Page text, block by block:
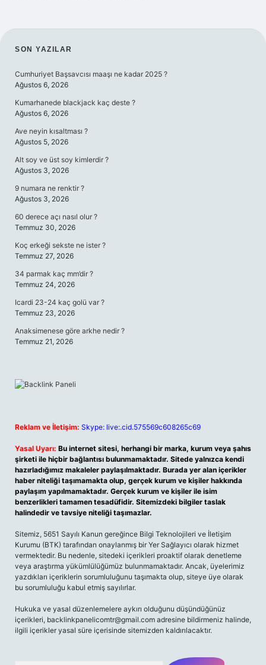
SIDEBAR
SON YAZILAR
Cumhuriyet Başsavcısı maaşı ne kadar 2025 ?
Ağustos 6, 2026
Kumarhanede blackjack kaç deste ?
Ağustos 6, 2026
Ave neyin kısaltması ?
Ağustos 5, 2026
Alt soy ve üst soy kimlerdir ?
Ağustos 3, 2026
9 numara ne renktir ?
Ağustos 3, 2026
60 derece açı nasıl olur ?
Temmuz 30, 2026
Koç erkeği sekste ne ister ?
Temmuz 27, 2026
34 parmak kaç mm’dir ?
Temmuz 24, 2026
Icardi 23-24 kaç golü var ?
Temmuz 23, 2026
Anaksimenese göre arkhe nedir ?
Temmuz 21, 2026
Reklam ve İletişim: Skype: live:.cid.575569c608265c69
Yasal Uyarı: Bu internet sitesi, herhangi bir marka, kurum veya şahıs
şirketi ile hiçbir bağlantısı bulunmamaktadır. Sitede yalnızca kendi
hazırladığımız makaleler paylaşılmaktadır. Burada yer alan içerikler
haber niteliği taşımamakta olup, gerçek kurum ve kişiler hakkında
paylaşım yapılmamaktadır. Gerçek kurum ve kişiler ile isim
benzerlikleri tamamen tesadüfidir. Sitemizdeki bilgiler taslak
halindedir ve tavsiye niteliği taşımazlar.
Sitemiz, 5651 Sayılı Kanun gereğince Bilgi Teknolojileri ve İletişim
Kurumu (BTK) tarafından onaylanmış bir Yer Sağlayıcı olarak hizmet
vermektedir. Bu nedenle, sitedeki içerikleri proaktif olarak denetleme
veya araştırma yükümlülüğümüz bulunmamaktadır. Ancak, üyelerimiz
yazdıkları içeriklerin sorumluluğunu taşımakta olup, siteye üye olarak
bu sorumluluğu kabul etmiş sayılırlar.
Hukuka ve yasal düzenlemelere aykırı olduğunu düşündüğünüz
içerikleri, backlinkpanelicomtr@gmail.com adresine bildirmeniz halinde,
ilgili içerikler yasal süre içerisinde sitemizden kaldırılacaktır.